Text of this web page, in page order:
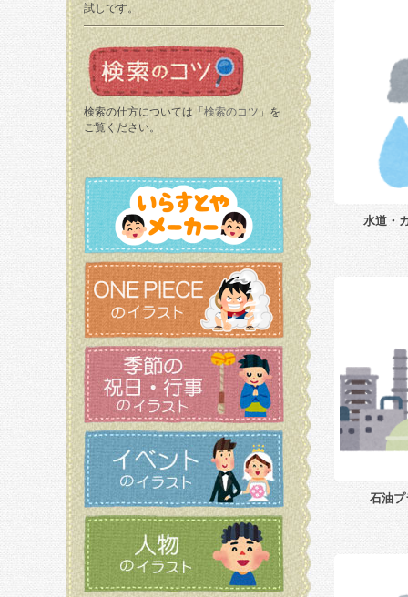
試しです。
検索の仕方については「 検索のコツ 」を
ご覧ください。
水道・
石油プ